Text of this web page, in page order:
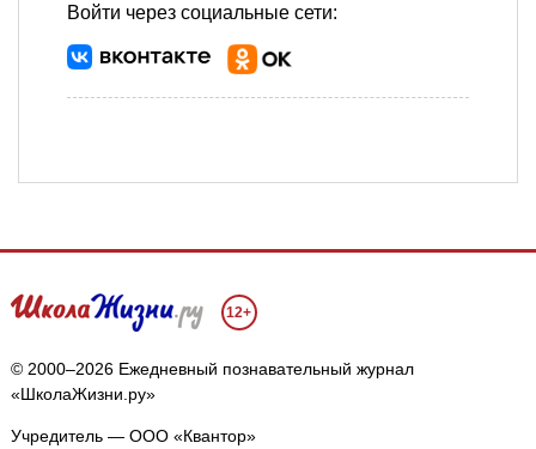
Войти через социальные сети:
12+
© 2000–2026 Ежедневный познавательный журнал
«ШколаЖизни.ру»
Учредитель — ООО «Квантор»